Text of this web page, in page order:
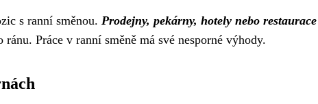
s ranní směnou. Prodejny, pekárny, hotely nebo restaurace
Práce v ranní směně má své nesporné výhody.